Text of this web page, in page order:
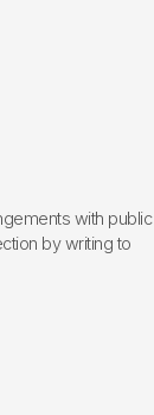
with public
by writing to